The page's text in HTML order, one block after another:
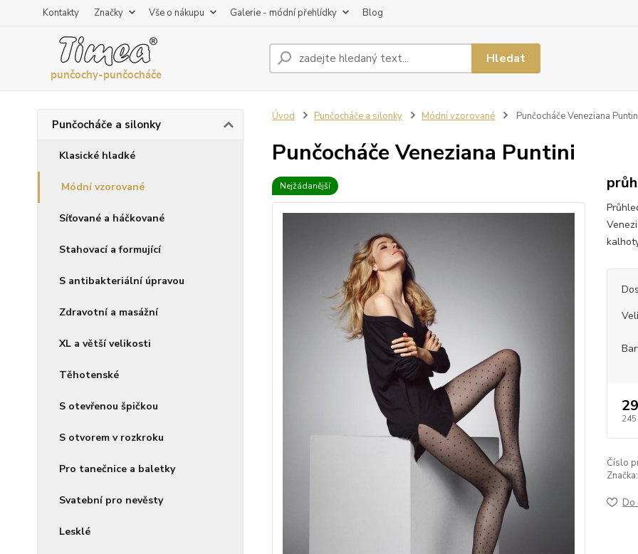
Kontakty Značky Vše o nákupu Galerie - módní přehlídky Blog
Hledat
Punčocháče a silonky
Klasické hladké
Módní vzorované
Síťované a háčkované
Stahovací a formující
S antibakteriální úpravou
Zdravotní a masážní
XL a větší velikosti
Těhotenské
S otevřenou špičkou
S otvorem v rozkroku
Pro tanečnice a baletky
Svatební pro nevěsty
Lesklé
Úvod Punčocháče a silonky Módní vzorované Punčocháče Veneziana
Punčocháče Veneziana Puntini
Nejžádanější
245
Číslo
Značka:
Do